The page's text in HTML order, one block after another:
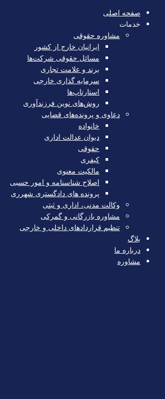
صفحه اصلی
خدمات
مشاوره حقوقی
ایرانیان خارج از کشور
مسائل حقوقی شرکت‌ها
برند و علامت تجاری
سرمایه‌ گذاری خارجی
استارتاپ‌ها
روش‌های نوین فرزندآوری
دعاوی و پرونده‌های قضایی
خانواده
دیوان عدالت اداری
حقوقی
کیفری
مالکیت معنوی
اصلاح شناسنامه و امور حسبی
پرونده های دادگستری شهرری
وکالت مدنی، اداری و ثبتی
مشاوره بازرگانی و گمرکی
تنظیم قراردادهای داخلی و خارجی
بلاگ
درباره ما
مشاوره